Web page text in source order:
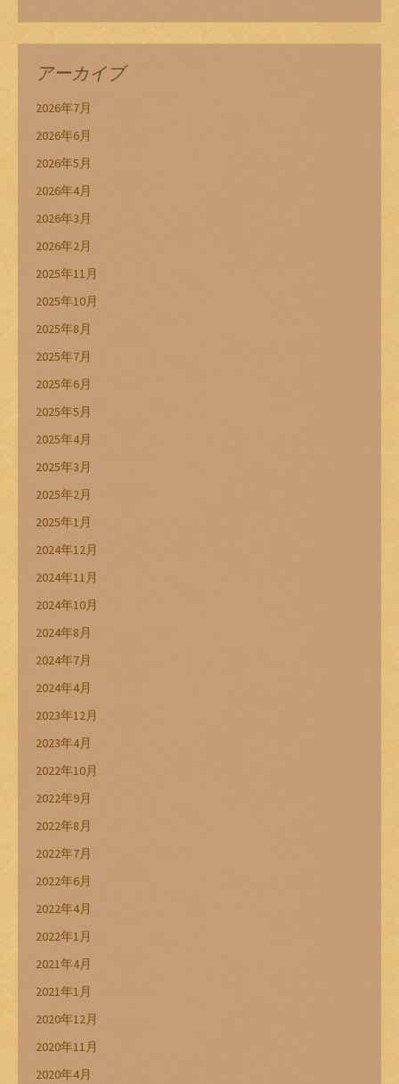
アーカイブ
2026年7月
2026年6月
2026年5月
2026年4月
2026年3月
2026年2月
2025年11月
2025年10月
2025年8月
2025年7月
2025年6月
2025年5月
2025年4月
2025年3月
2025年2月
2025年1月
2024年12月
2024年11月
2024年10月
2024年8月
2024年7月
2024年4月
2023年12月
2023年4月
2022年10月
2022年9月
2022年8月
2022年7月
2022年6月
2022年4月
2022年1月
2021年4月
2021年1月
2020年12月
2020年11月
2020年4月